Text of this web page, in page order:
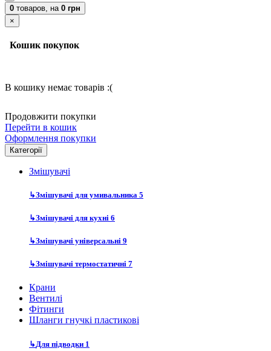
0 товаров, на 0 грн
×
Кошик покупок
В кошику немає товарів :(
Продовжити покупки
Перейти в кошик
Оформлення покупки
Категорії
Змішувачі
↳Змішувачі для умивальника 5
↳Змішувачі для кухні 6
↳Змішувачі універсальні 9
↳Змішувачі термостатичні 7
Крани
Вентилі
Фітинги
Шланги гнучкі пластикові
↳Для підводки 1